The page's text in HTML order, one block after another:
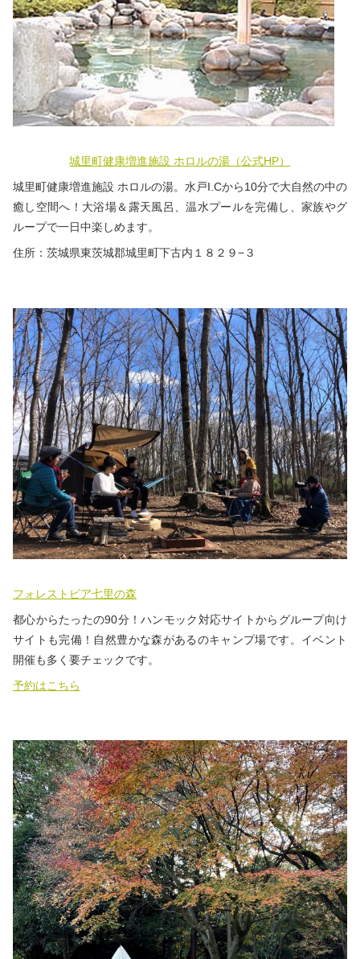
城里町健康増進施設 ホロルの湯（公式HP）
城里町健康増進施設 ホロルの湯。水戸I.Cから10分で大自然の中の
癒し空間へ！大浴場＆露天風呂、温水プールを完備し、家族やグ
ループで一日中楽しめます。
住所：茨城県東茨城郡城里町下古内１８２９−３
フォレストピア七里の森
都心からたったの90分！ハンモック対応サイトからグループ向け
サイトも完備！自然豊かな森があるのキャンプ場です。イベント
開催も多く要チェックです。
予約はこちら